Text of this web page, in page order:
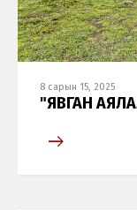
8 сарын 15, 2025
"ЯВГАН